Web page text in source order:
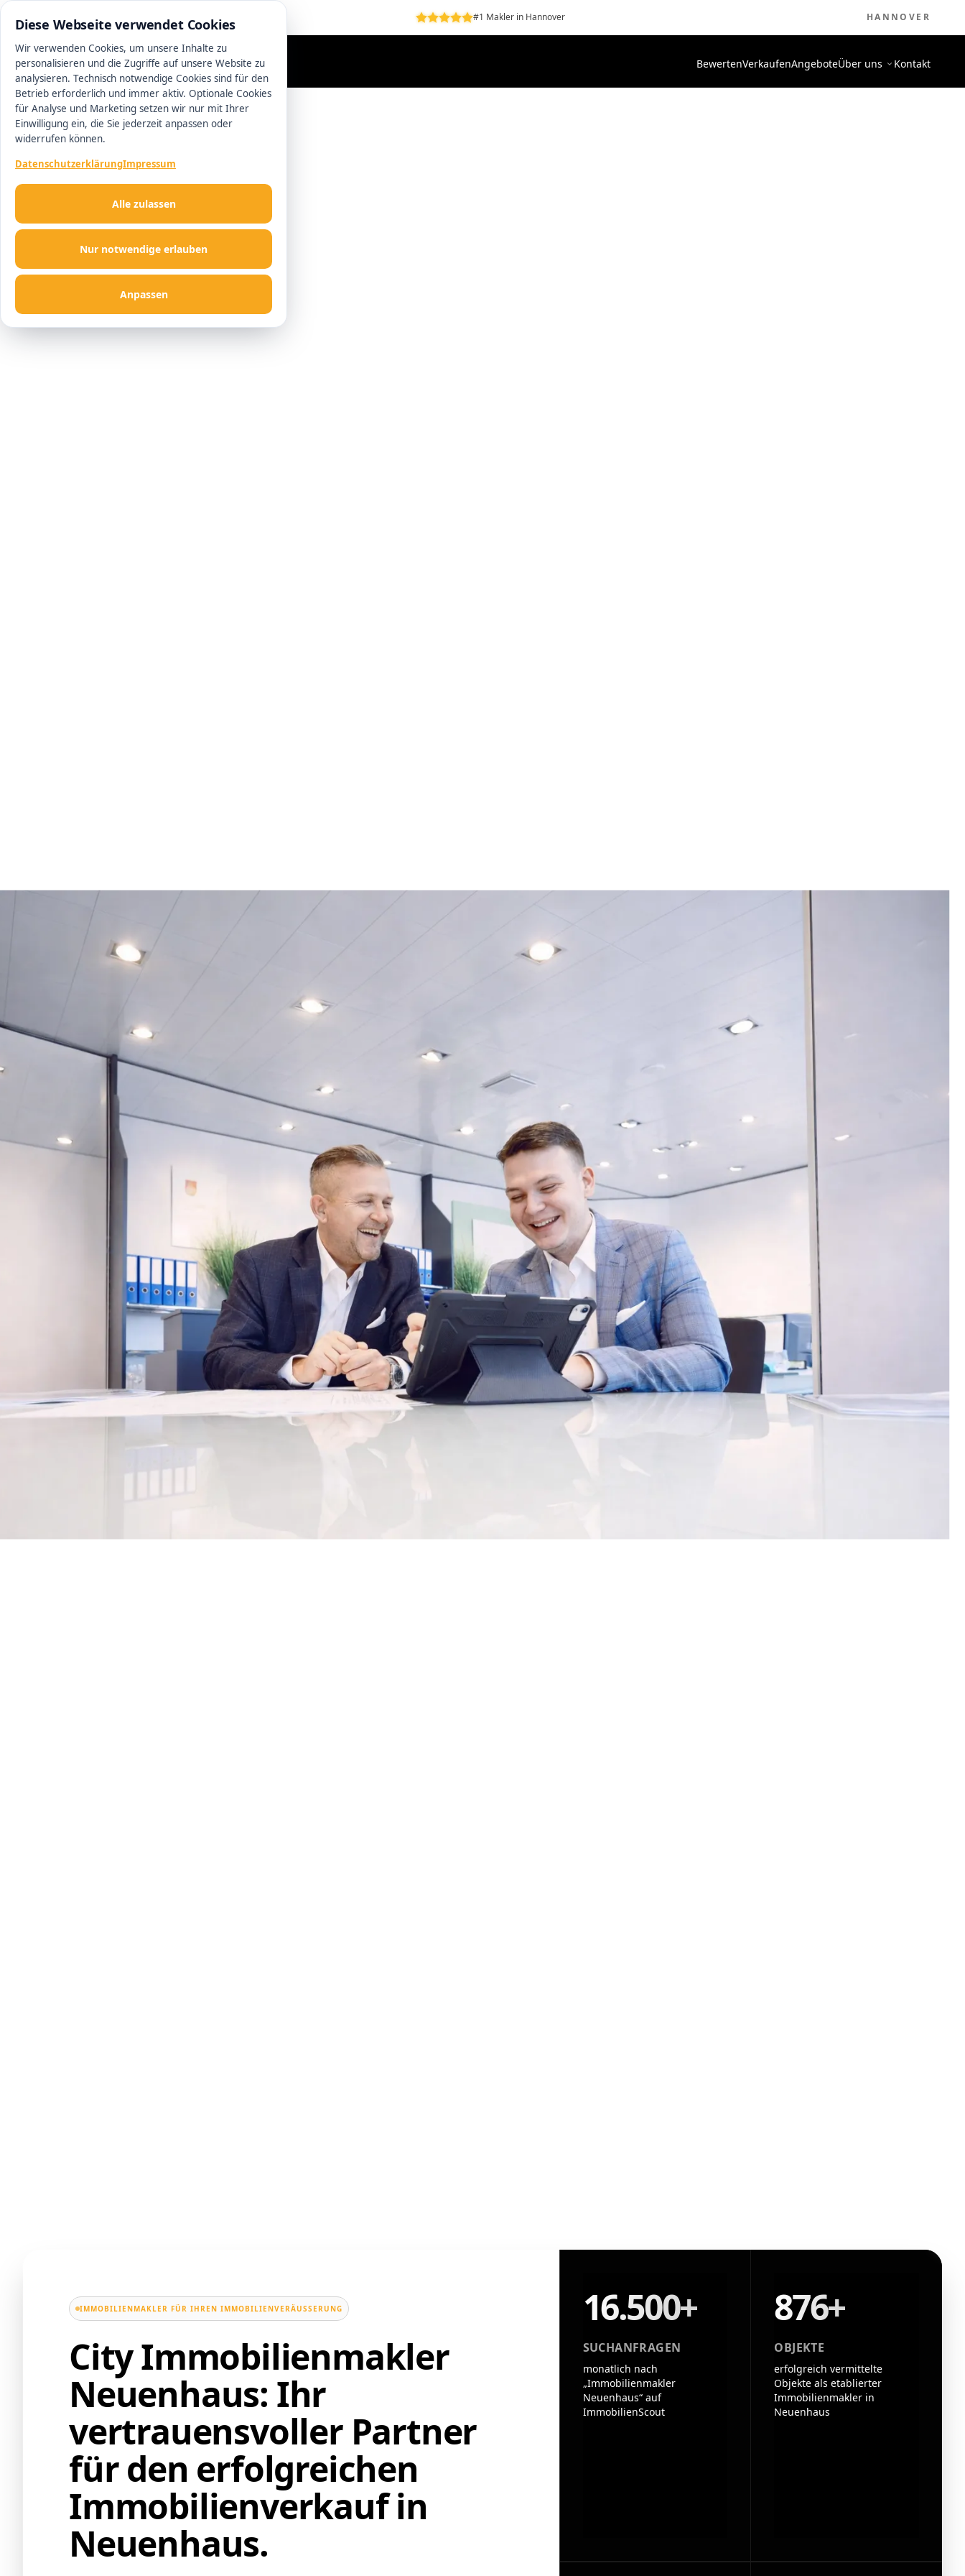
0511 13221100 #1 Makler in Hannover HANNOVER
BewertenVerkaufenAngeboteÜber uns Kontakt
IMMOBILIENMAKLER FÜR IHREN IMMOBILIENVERÄUSSERUNG
City Immobilienmakler
Neuenhaus: Ihr
vertrauensvoller Partner
für den erfolgreichen
Immobilienverkauf in
Neuenhaus.
16.500+
SUCHANFRAGEN
monatlich nach
„Immobilienmakler
Neuenhaus“ auf
ImmobilienScout
876+
OBJEKTE
erfolgreich vermittelte
Objekte als etablierter
Immobilienmakler in
Neuenhaus
Diese Webseite verwendet Cookies
Wir verwenden Cookies, um unsere Inhalte zu
personalisieren und die Zugriffe auf unsere Website zu
analysieren. Technisch notwendige Cookies sind für den
Betrieb erforderlich und immer aktiv. Optionale Cookies
für Analyse und Marketing setzen wir nur mit Ihrer
Einwilligung ein, die Sie jederzeit anpassen oder
widerrufen können.
DatenschutzerklärungImpressum
Nur notwendige erlauben
Anpassen
Alle zulassen